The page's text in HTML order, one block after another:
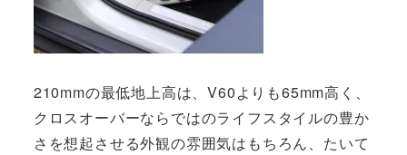
210mmの最低地上高は、V60よりも65mm高く、
クロスオーバーならではのライフスタイルの豊か
さを想起させる外観の雰囲気はもちろん、たいて